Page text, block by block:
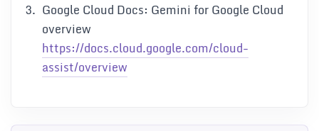
Google Cloud Docs: Gemini for Google Cloud
overview
https://docs.cloud.google.com/cloud-
assist/overview